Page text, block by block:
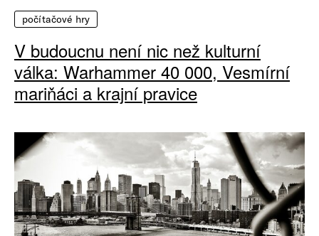
počítačové hry
V budoucnu není nic než kulturní
válka: Warhammer 40 000, Vesmírní
mariňáci a krajní pravice